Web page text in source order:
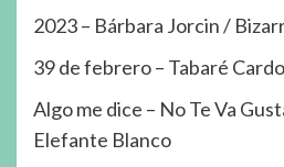
2023 – Bárbara Jorcin /
39 de febrero – Tabaré
Algo me dice – No Te Va
Elefante Blanco